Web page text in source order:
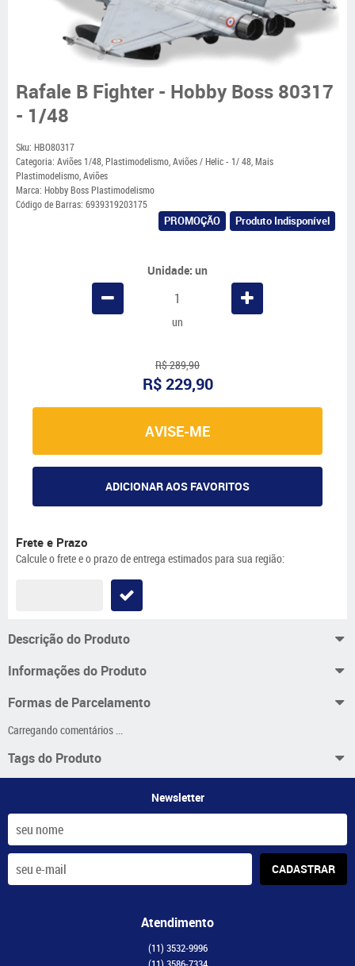
Rafale B Fighter - Hobby Boss 80317
- 1/48
Sku: HBO80317
Categoria: Aviões 1/48,Plastimodelismo,Aviões / Helic - 1/ 48,Mais
Plastimodelismo,Aviões
Marca: Hobby Boss Plastimodelismo
Código de Barras: 6939319203175
PROMOÇÃO Produto Indisponível
Unidade: un
un
R$ 289,90
R$ 229,90
AVISE-ME
ADICIONAR AOS FAVORITOS
Frete e Prazo
Calcule o frete e o prazo de entrega estimados para sua região:
Descrição do Produto
Informações do Produto
Formas de Parcelamento
Carregando comentários ...
Tags do Produto
Newsletter
CADASTRAR
Atendimento
(11) 3532-9996